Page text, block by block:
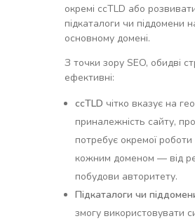
окремі ccTLD або
підкаталоги чи піддомени
основному домені.
З точки зору SEO, обидві
ефективні:
ccTLD чітко вказує на
приналежність сайту,
потребує окремої
кожним доменом — від
побудови авторитету.
Підкаталоги чи
змогу використовувати